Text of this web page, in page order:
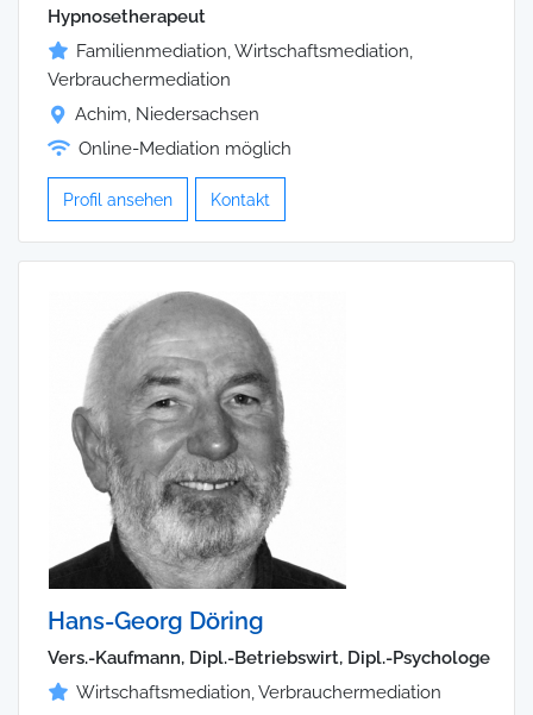
Hypnosetherapeut
Familienmediation, Wirtschaftsmediation,
Verbrauchermediation
Achim, Niedersachsen
Online-Mediation möglich
Profil ansehen Kontakt
Hans-Georg Döring
Vers.-Kaufmann, Dipl.-Betriebswirt, Dipl.-Psychologe
Wirtschaftsmediation, Verbrauchermediation